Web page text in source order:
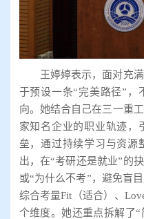
王婷婷表示，面对充
于预设一条“完美路径”，
向。她结合自己在三一重
家知名企业的职业轨迹，
垒，通过持续学习与资源
出，在“考研还是就业”的
或“为什么不考”，避免盲
综合考量Fit（适合）、
个维度。她还重点拆解了